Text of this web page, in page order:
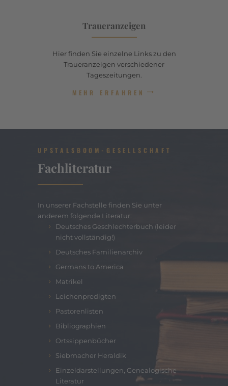
Traueranzeigen
Hier finden Sie einzelne Links zu den
Traueranzeigen verschiedener
Tageszeitungen.
MEHR ERFAHREN
UPSTALSBOOM-GESELLSCHAFT
Fachliteratur
In unserer Fachstelle finden Sie unter
anderem folgende Literatur:
Deutsches Geschlechterbuch (leider
nicht vollständig!)
Deutsches Familienarchiv
Germans to America
Matrikel
Leichenpredigten
Pastorenlisten
Bibliographien
Ortssippenbücher
Siebmacher Heraldik
Einzeldarstellungen, Genealogische
Literatur